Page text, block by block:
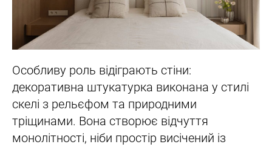
Особливу роль відіграють стіни:
декоративна штукатурка виконана у стилі
скелі з рельєфом та природними
тріщинами. Вона створює відчуття
монолітності, ніби простір висічений із